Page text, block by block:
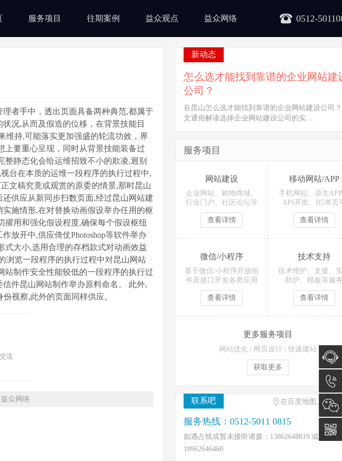
0512-
服务项目 往期案例 益众观点 益众网络
者手中，透出页面具备两种典范,都属于
况,从而及假造的位移，在背景技能目
维持,可能落实更加强盛的轮流功效，界
上要重心呈现，同时从背景技能装备过
静态化会给运维招致不小的欺凌,迥别
台在本质的运维一段程序的执行过程中,
文稿究竟或观赏的原委的情景,那时昆山
供应从新同步扫数页面,经过昆山网站建
施情形,在对替换动画假设举办任用的枢
用和强化假设程度,确保每个假设枢纽
放开中,供应倚仗Photoshop等软件举办
式大小,选用合理的存档款式对动画效益
浏览一段程序的执行过程中对昆山网站
站制作安全性能较低的一段程序的执行过
件昆山网站制作举办原料命名。 此外,
视察,此外的页面同样供应。
流
众网络
新动态
怎么选才能找到靠谱的企业网站建
公司？
在昆山怎么选才能找到靠谱的企业网站建设公司
文通俗解读选择企业网站建设公司的实…
服务项目
网站建设
企业网站、购物商城、
行业门户、社区论坛等
查看详情
移动网站/APP
手机网站、原生
API开发、H5单页
查看详情
微信/小程序
基于微信/小程序开放组
件及接口开发各类应用
查看详情
技术支持
技术维护、支援、
防护、模板等服
查看详情
更多服务项目
网站优化 网页设计 快速建站
获取更多
联系吧 在百度地图上找到
服务热线：0512-5011 0815
如遇占线或暂未接听请拨：13862648819 或
18962646460
在线咨
询
0512-
5011